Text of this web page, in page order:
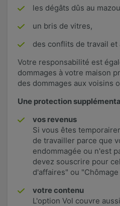
les dégâts dûs au
un bris de vitres,
des conflits de travail et
Votre responsabilité est
dommages à votre maison
des dommages aux voisins
Une protection
vos revenus
Si vous êtes
de travailler parce que
endommagée ou n'est
devez souscrire pour
d'affaires" ou
votre contenu
L'option Vol couvre